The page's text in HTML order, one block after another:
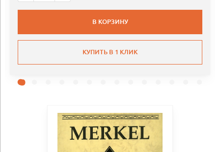
В КОРЗИНУ
КУПИТЬ В 1 КЛИК